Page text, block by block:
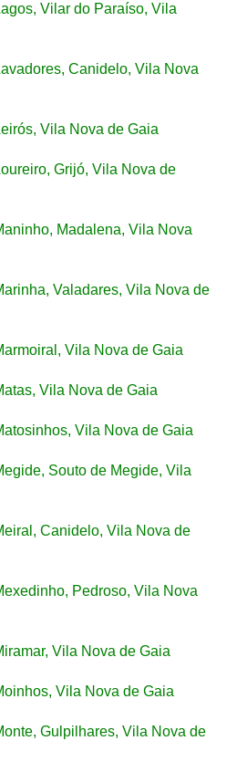
Vilar do Paraíso, Vila
Canidelo, Vila Nova
Vila Nova de Gaia
Grijó, Vila Nova de
Madalena, Vila Nova
Valadares, Vila Nova de
Vila Nova de Gaia
Vila Nova de Gaia
Vila Nova de Gaia
Souto de Megide, Vila
Canidelo, Vila Nova de
Pedroso, Vila Nova
Vila Nova de Gaia
Vila Nova de Gaia
Gulpilhares, Vila Nova de